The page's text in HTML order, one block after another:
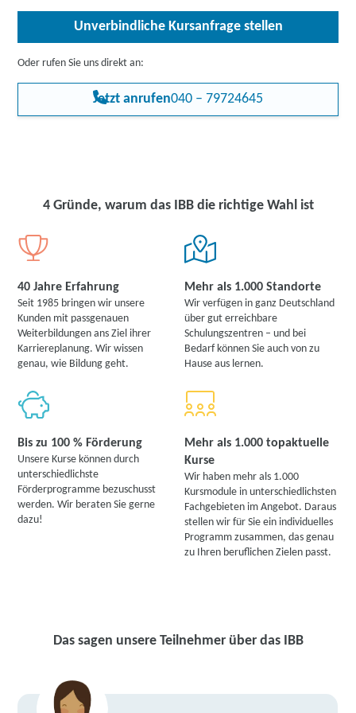
verschiedenen Ausgabekanäle geplant, erstellt und umgesetzt.
Durch die Integration von Tools wie Canva, Figma, Photoshop,
Illustrator sowie den Fokus auf Storystelling erwerben Sie
Kenntnisse im Bereich Marketing, Werbung, Webdesign und
bereitet Sie ideal auf Jobs in den Bereichen Grafikdesign, UI-/UX-
Design, Kommunikationsdesign, Illustration und Content-Creation
vor. Stärken Sie Ihre Position auf dem Arbeitsmarkt, indem Sie
Unverbindliche Kursanfrage stellen
Oder rufen Sie uns direkt an:
Jetzt anrufen040 – 79724645
4 Gründe, warum das IBB die richtige Wahl ist
40 Jahre Erfahrung
Seit 1985 bringen wir unsere
Kunden mit passgenauen
Weiterbildungen ans Ziel ihrer
Karriereplanung. Wir wissen
genau, wie Bildung geht.
Mehr als 1.000 Standorte
Wir verfügen in ganz Deutschland
über gut erreichbare
Schulungszentren – und bei
Bedarf können Sie auch von zu
Hause aus lernen.
Bis zu 100 % Förderung
Unsere Kurse können durch
unterschiedlichste
Förderprogramme bezuschusst
werden. Wir beraten Sie gerne
dazu!
Mehr als 1.000 topaktuelle
Kurse
Wir haben mehr als 1.000
Kursmodule in unterschiedlichsten
Fachgebieten im Angebot. Daraus
stellen wir für Sie ein individuelles
Programm zusammen, das genau
zu Ihren beruflichen Zielen passt.
Das sagen unsere Teilnehmer über das IBB